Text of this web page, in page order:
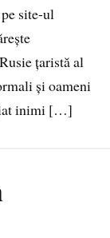
site-ul
țaristă al
și oameni
inimi […]